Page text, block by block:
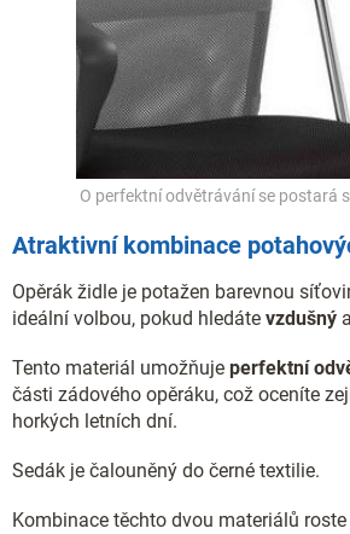
O perfektní odvětrávání se postará
Atraktivní kombinace
Opěrák židle je potažen barevnou
ideální volbou, pokud hledáte vzdušný a
Tento materiál umožňuje perfektní
části zádového opěráku, což oceníte
horkých letních dní.
Sedák je čalouněný do černé textilie.
Kombinace těchto dvou materiálů